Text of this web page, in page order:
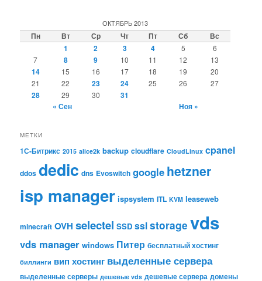
ОКТЯБРЬ 2013
Пн Вт Ср Чт Пт Сб
Вс
1
2 3 4 5
6
7
8 9 10 11 12 13
14 15 16 17 18 19
20
21
22 23 24 25 26 27
28 29 30
31
« Сен
Ноя »
МЕТКИ
1С-Битрикс 2015 alice2k backup cloudflare CloudLinux cpanel
ddos dedic dns Evoswitch google hetzner
isp manager ispsystem ITL KVM leaseweb
minecraft OVH selectel SSD sslstorage vds
vds manager windows Питер бесплатный хостинг
биллинги вип хостинг выделенные сервера
выделенные серверы дешевые vds дешевые сервера домены